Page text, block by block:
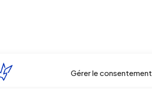
Gérer le consentement